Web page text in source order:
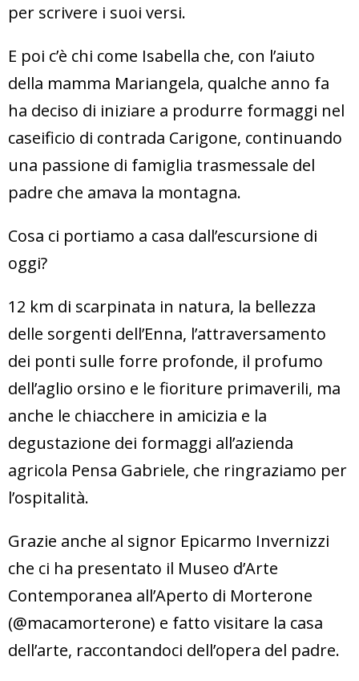
per scrivere i suoi versi.
E poi c’è chi come Isabella che, con l’aiuto
della mamma Mariangela, qualche anno fa
ha deciso di iniziare a produrre formaggi nel
caseificio di contrada Carigone, continuando
una passione di famiglia trasmessale del
padre che amava la montagna.
Cosa ci portiamo a casa dall’escursione di
oggi?
12 km di scarpinata in natura, la bellezza
delle sorgenti dell’Enna, l’attraversamento
dei ponti sulle forre profonde, il profumo
dell’aglio orsino e le fioriture primaverili, ma
anche le chiacchere in amicizia e la
degustazione dei formaggi all’azienda
agricola Pensa Gabriele, che ringraziamo per
l’ospitalità.
Grazie anche al signor Epicarmo Invernizzi
che ci ha presentato il Museo d’Arte
Contemporanea all’Aperto di Morterone
(@macamorterone) e fatto visitare la casa
dell’arte, raccontandoci dell’opera del padre.